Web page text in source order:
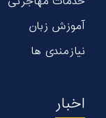
آموزش زبان
نیازمندی ها
اخبار